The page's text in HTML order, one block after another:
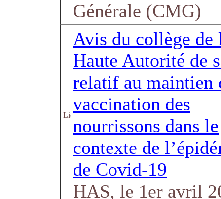
Générale (CMG)
Avis du collège de
Haute Autorité de
relatif au maintien
vaccination des
nourrissons dans le
contexte de
de Covid-19
HAS, le 1er avril